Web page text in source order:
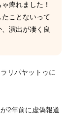
痺れました！
たことないって
演出が凄く良
リパヤットゥに
2年前に虚偽報道